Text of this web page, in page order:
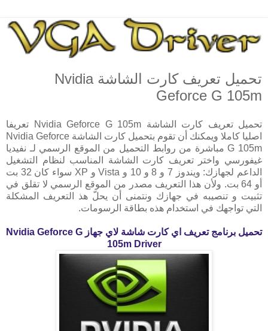
تحميل تعريف كارت الشاشة Nvidia
Geforce G 105m
تحميل تعريف كارت الشاشة Nvidia Geforce G 105m تعريفا
اصليا كاملا ويمكنك أن تقوم بتحميل كارت الشاشة Nvidia Geforce
G 105m مباشرة من روابط التحميل من الموقع الرسمي لـ نفيديا
غيفورسي واختر تعريف كارت الشاشة المناسب لنظام التشغيل
الداعم لجهازك: ويندوز 7 و 8 و 10 و Vista و XP سواء كان 32 بت
أو 64 بت. ولأن هذا التعريف مصدر من الموقع الرسمي لا تقلق في
تثبيت و تنصيبه في جهازك ونتمنى أن يحلّ هذ التعريف المشكلة
التي تواجهك في استخدام هذه بطاقة الرسومات.
تحميل برنامج تعريف اي كارت شاشة لاي جهاز Nvidia Geforce G
105m Driver